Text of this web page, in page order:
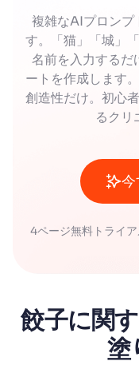
複雑なAIプロンプ
す。「猫」「城」
名前を入力するだ
ートを作成します
創造性だけ。初心
るクリ
今
4ページ無料トライ
餃子に関
塗